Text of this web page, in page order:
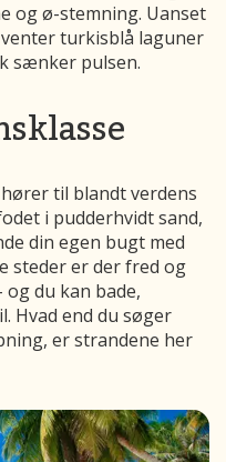
og ø-stemning. Uanset
turkisblå laguner
sænker pulsen.
til blandt verdens
i pudderhvidt sand,
din egen bugt med
steder er der fred og
du kan bade,
Hvad end du søger
er strandene her